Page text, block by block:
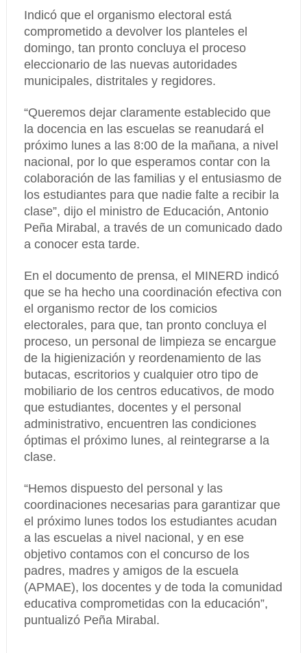
Indicó que el organismo electoral está
comprometido a devolver los planteles el
domingo, tan pronto concluya el proceso
eleccionario de las nuevas autoridades
municipales, distritales y regidores.
“Queremos dejar claramente establecido que
la docencia en las escuelas se reanudará el
próximo lunes a las 8:00 de la mañana, a nivel
nacional, por lo que esperamos contar con la
colaboración de las familias y el entusiasmo de
los estudiantes para que nadie falte a recibir la
clase”, dijo el ministro de Educación, Antonio
Peña Mirabal, a través de un comunicado dado
a conocer esta tarde.
En el documento de prensa, el MINERD indicó
que se ha hecho una coordinación efectiva con
el organismo rector de los comicios
electorales, para que, tan pronto concluya el
proceso, un personal de limpieza se encargue
de la higienización y reordenamiento de las
butacas, escritorios y cualquier otro tipo de
mobiliario de los centros educativos, de modo
que estudiantes, docentes y el personal
administrativo, encuentren las condiciones
óptimas el próximo lunes, al reintegrarse a la
clase.
“Hemos dispuesto del personal y las
coordinaciones necesarias para garantizar que
el próximo lunes todos los estudiantes acudan
a las escuelas a nivel nacional, y en ese
objetivo contamos con el concurso de los
padres, madres y amigos de la escuela
(APMAE), los docentes y de toda la comunidad
educativa comprometidas con la educación”,
puntualizó Peña Mirabal.